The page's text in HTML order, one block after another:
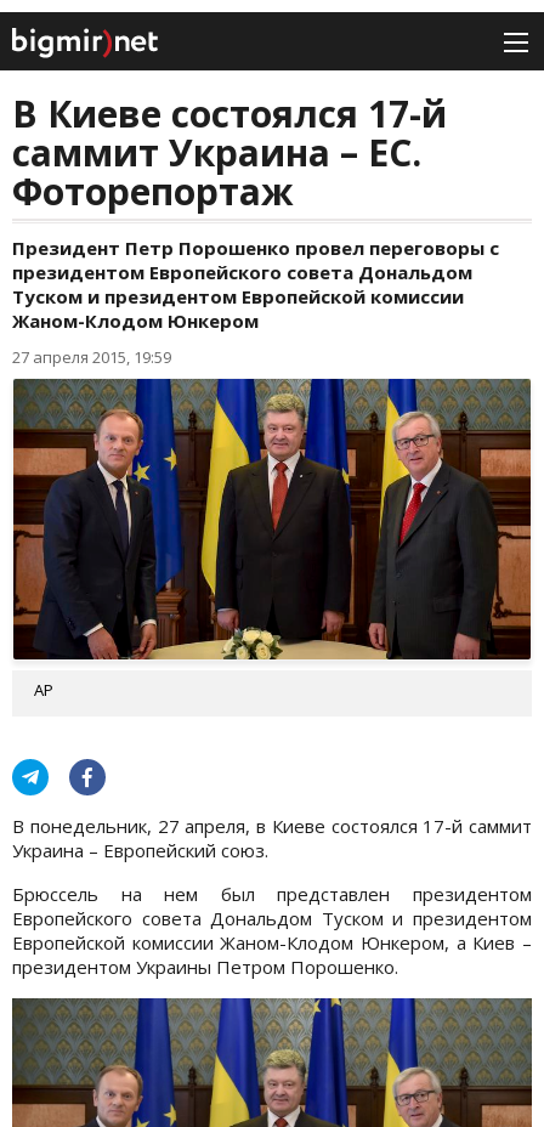
В Киеве состоялся 17-й
саммит Украина – ЕС.
Фоторепортаж
Президент Петр Порошенко провел переговоры с
президентом Европейского совета Дональдом
Туском и президентом Европейской комиссии
Жаном-Клодом Юнкером
27 апреля 2015, 19:59
AP
В понедельник, 27 апреля, в Киеве состоялся 17-й саммит
Украина – Европейский союз.
Брюссель на нем был представлен президентом
Европейского совета Дональдом Туском и президентом
Европейской комиссии Жаном-Клодом Юнкером, а Киев –
президентом Украины Петром Порошенко.